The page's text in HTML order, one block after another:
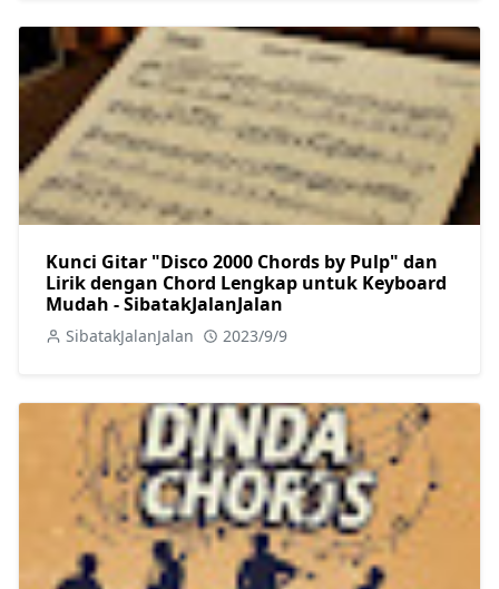
Kunci Gitar "Disco 2000 Chords by Pulp" dan
Lirik dengan Chord Lengkap untuk Keyboard
Mudah - SibatakJalanJalan
SibatakJalanJalan 2023/9/9